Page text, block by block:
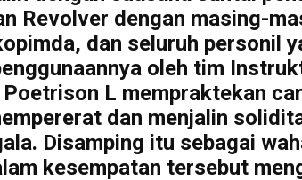
Revolver dengan masing-
dan seluruh personil
oleh tim
L mempraktekan
dan menjalin
Disamping itu sebagai
kesempatan tersebut